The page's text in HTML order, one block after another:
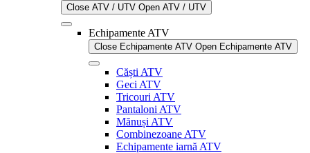
Close ATV / UTV Open ATV / UTV
Echipamente ATV
Close Echipamente ATV Open Echipamente ATV
Căști ATV
Geci ATV
Tricouri ATV
Pantaloni ATV
Mănuși ATV
Combinezoane ATV
Echipamente iarnă ATV